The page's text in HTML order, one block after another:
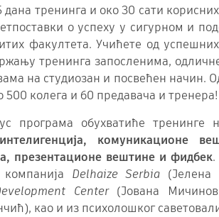
дана тренинга и око 30 сати
о успеху у сигурном и
факултета. Учићете од
тренинга запосленима,
на студиозан и посвећен начин.
500 колега и 60 предавача и тренера!
програма обухватиће тренинге
комуникационе
презентационе вештине и фидбек.
Delhaize Serbia
Center(Јована
као и из психолошког